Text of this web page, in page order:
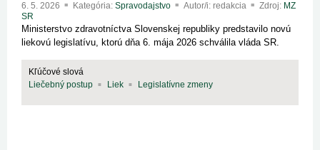
6. 5. 2026 Kategória: Spravodajstvo Autor/i: redakcia Zdroj: MZ
SR
Ministerstvo zdravotníctva Slovenskej republiky predstavilo novú
liekovú legislatívu, ktorú dňa 6. mája 2026 schválila vláda SR.
Kľúčové slová
Liečebný postup
Liek Legislatívne zmeny